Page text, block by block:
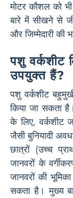
मोटर कौशल को
बारे में सीखने से
और जिम्मेदारी की
पशु वर्कशीट
उपयुक्त हैं?
पशु वर्कशीट
किया जा सकता
के लिए, वर्कशीट
जैसी बुनियादी
छात्रों (उच्च
जानवरों के
जानवरों की
सकता है। मुख्य